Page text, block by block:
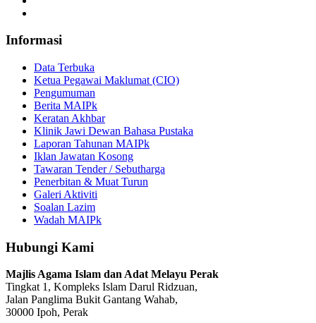
Informasi
Data Terbuka
Ketua Pegawai Maklumat (CIO)
Pengumuman
Berita MAIPk
Keratan Akhbar
Klinik Jawi Dewan Bahasa Pustaka
Laporan Tahunan MAIPk
Iklan Jawatan Kosong
Tawaran Tender / Sebutharga
Penerbitan & Muat Turun
Galeri Aktiviti
Soalan Lazim
Wadah MAIPk
Hubungi Kami
Majlis Agama Islam dan Adat Melayu Perak
Tingkat 1, Kompleks Islam Darul Ridzuan,
Jalan Panglima Bukit Gantang Wahab,
30000 Ipoh, Perak